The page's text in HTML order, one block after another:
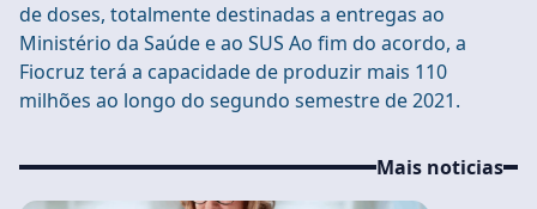
de doses, totalmente destinadas a entregas ao
Ministério da Saúde e ao SUS Ao fim do acordo, a
Fiocruz terá a capacidade de produzir mais 110
milhões ao longo do segundo semestre de 2021.
Mais noticias